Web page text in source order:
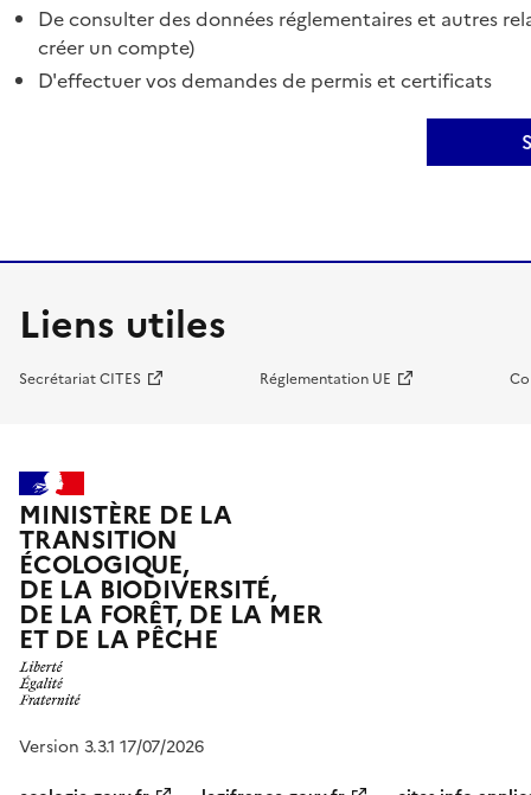
De consulter des données réglementaires et autres
créer un compte)
D'effectuer vos demandes de permis et certificats
Liens utiles
Secrétariat CITES Réglementation UE
MINISTÈRE DE LA
TRANSITION
ÉCOLOGIQUE,
DE LA BIODIVERSITÉ,
DE LA FORÊT, DE LA MER
ET DE LA PÊCHE
Version 3.3.1 17/07/2026